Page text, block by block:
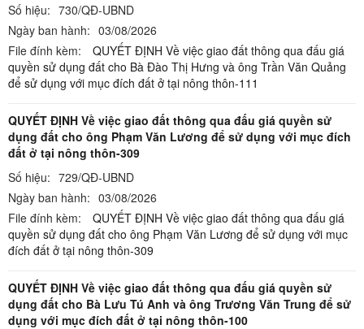
Số hiệu: 730/QĐ-UBND
Ngày ban hành: 03/08/2026
File đính kèm:
QUYẾT ĐỊNH Về việc giao đất thông qua đấu giá
quyền sử dụng đất cho Bà Đào Thị Hưng và ông Trần Văn Quảng
để sử dụng với mục đích đất ở tại nông thôn-111
QUYẾT ĐỊNH Về việc giao đất thông qua đấu giá quyền sử
dụng đất cho ông Phạm Văn Lương để sử dụng với mục đích
đất ở tại nông thôn-309
Số hiệu: 729/QĐ-UBND
Ngày ban hành: 03/08/2026
File đính kèm:
QUYẾT ĐỊNH Về việc giao đất thông qua đấu giá
quyền sử dụng đất cho ông Phạm Văn Lương để sử dụng với mục
đích đất ở tại nông thôn-309
QUYẾT ĐỊNH Về việc giao đất thông qua đấu giá quyền sử
dụng đất cho Bà Lưu Tú Anh và ông Trương Văn Trung để sử
dụng với mục đích đất ở tại nông thôn-100